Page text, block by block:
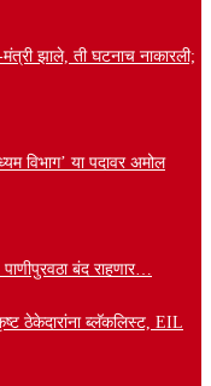
झाले, ती घटनाच नाकारली;
विभाग’ या पदावर अमोल
बंद राहणार…
ठेकेदारांना ब्लॅकलिस्ट, EIL